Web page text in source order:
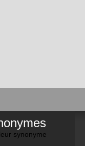
synonyme